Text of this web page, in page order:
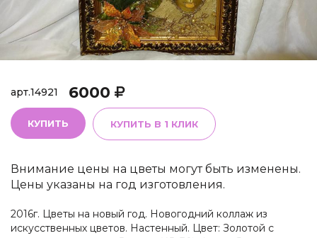
арт.14921 6000
КУПИТЬ КУПИТЬ В 1 КЛИК
Внимание цены на цветы могут быть изменены.
Цены указаны на год изготовления.
2016г. Цветы на новый год. Новогодний коллаж из
искусственных цветов. Настенный. Цвет: Золотой с